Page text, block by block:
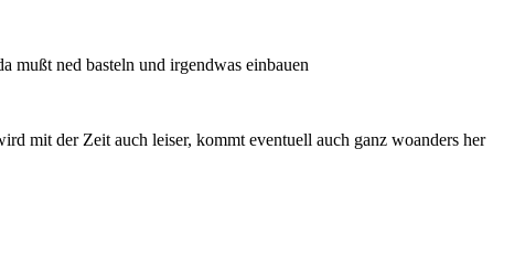
mußt ned basteln und irgendwas einbauen
mit der Zeit auch leiser, kommt eventuell auch ganz woanders her